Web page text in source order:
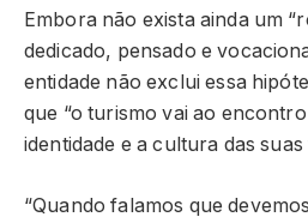
Embora não exista ainda um
dedicado, pensado e
entidade não exclui essa
que “o turismo vai ao
identidade e a cultura das suas
“Quando falamos que